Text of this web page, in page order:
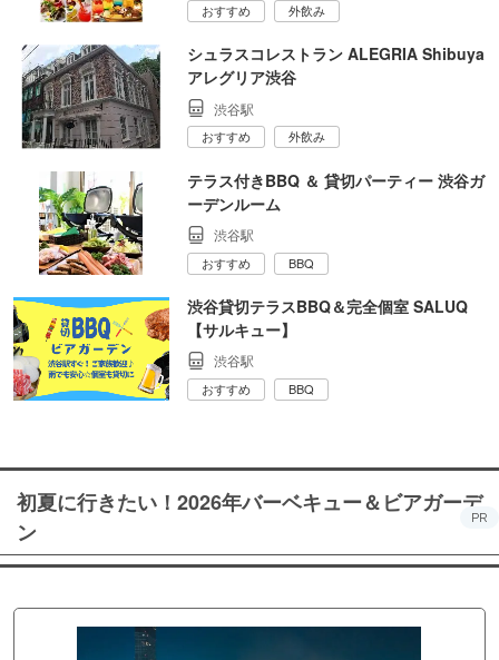
おすすめ 外飲み
シュラスコレストラン ALEGRIA Shibuya
アレグリア渋谷
渋谷駅
おすすめ 外飲み
テラス付きBBQ ＆ 貸切パーティー 渋谷ガ
ーデンルーム
渋谷駅
おすすめ BBQ
渋谷貸切テラスBBQ＆完全個室 SALUQ
【サルキュー】
渋谷駅
おすすめ BBQ
初夏に行きたい！2026年バーベキュー＆ビアガーデ
ン
PR